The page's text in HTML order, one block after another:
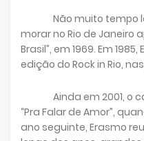
Não muito tempo
morar no Rio de Janeiro
Brasil”, em 1969. Em
edição do Rock in Rio,
Ainda em 2001, o
“Pra Falar de Amor”,
ano seguinte, Erasmo